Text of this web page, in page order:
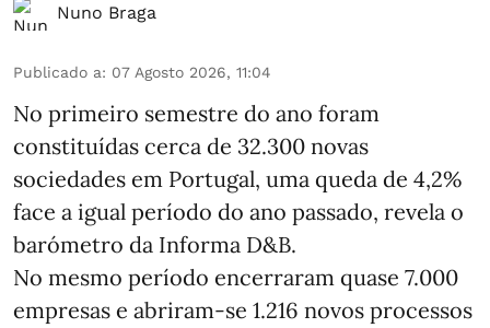
Nuno Braga
Publicado a: 07 Agosto 2026, 11:04
No primeiro semestre do ano foram
constituídas cerca de 32.300 novas
sociedades em Portugal, uma queda de 4,2%
face a igual período do ano passado, revela o
barómetro da Informa D&B.
No mesmo período encerraram quase 7.000
empresas e abriram‑se 1.216 novos processos